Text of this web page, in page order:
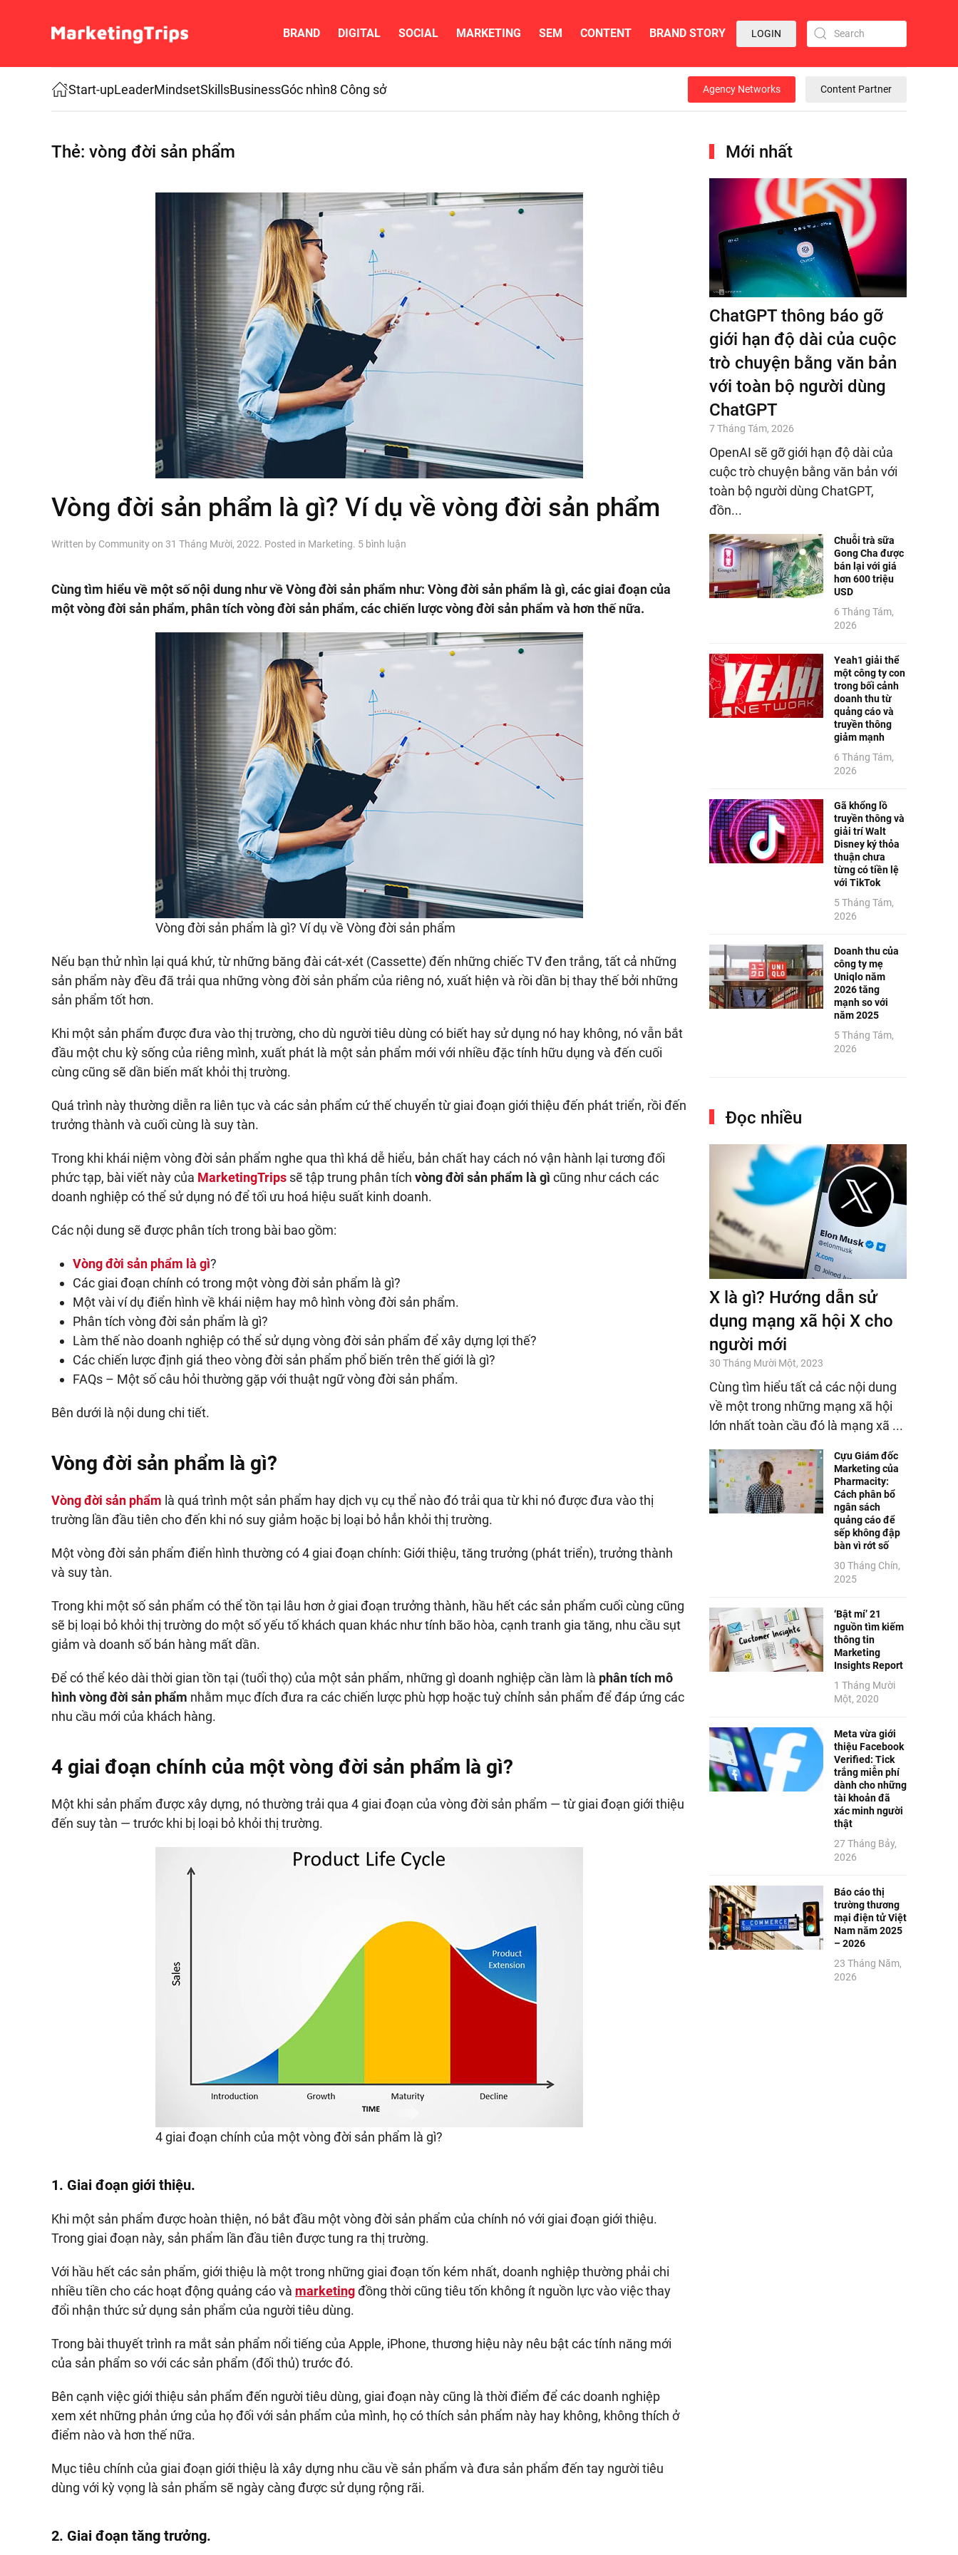
Skip to main content
BRAND DIGITAL SOCIAL MARKETING SEM CONTENT BRAND STORY LOGIN
Start-upLeaderMindsetSkillsBusinessGóc nhìn8 Công sở Agency Networks Content Partner
Thẻ: vòng đời sản phẩm
Vòng đời sản phẩm là gì? Ví dụ về vòng đời sản phẩm
Written by Communityon 31 Tháng Mười, 2022. Posted in Marketing. 5 bình luận
sản
phẩm
là
Ví
dụ
phẩm
Cùng tìm hiểu về một số nội dung như về Vòng đời sản phẩm như: Vòng đời sản phẩm là gì, các giai đoạn của
một vòng đời sản phẩm, phân tích vòng đời sản phẩm, các chiến lược vòng đời sản phẩm và hơn thế nữa.
Vòng đời sản phẩm là gì? Ví dụ về Vòng đời sản phẩm
Nếu bạn thử nhìn lại quá khứ, từ những băng đài cát-xét (Cassette) đến những chiếc TV đen trắng, tất cả những
sản phẩm này đều đã trải qua những vòng đời sản phẩm của riêng nó, xuất hiện và rồi dần bị thay thế bởi những
sản phẩm tốt hơn.
Khi một sản phẩm được đưa vào thị trường, cho dù người tiêu dùng có biết hay sử dụng nó hay không, nó vẫn bắt
đầu một chu kỳ sống của riêng mình, xuất phát là một sản phẩm mới với nhiều đặc tính hữu dụng và đến cuối
cùng cũng sẽ dần biến mất khỏi thị trường.
Quá trình này thường diễn ra liên tục và các sản phẩm cứ thế chuyển từ giai đoạn giới thiệu đến phát triển, rồi đến
trưởng thành và cuối cùng là suy tàn.
Trong khi khái niệm vòng đời sản phẩm nghe qua thì khá dễ hiểu, bản chất hay cách nó vận hành lại tương đối
phức tạp, bài viết này của MarketingTrips sẽ tập trung phân tích vòng đời sản phẩm là gì cũng như cách các
doanh nghiệp có thể sử dụng nó để tối ưu hoá hiệu suất kinh doanh.
Các nội dung sẽ được phân tích trong bài bao gồm:
Vòng đời sản phẩm là gì?
Các giai đoạn chính có trong một vòng đời sản phẩm là gì?
Một vài ví dụ điển hình về khái niệm hay mô hình vòng đời sản phẩm.
Phân tích vòng đời sản phẩm là gì?
Làm thế nào doanh nghiệp có thể sử dụng vòng đời sản phẩm để xây dựng lợi thế?
Các chiến lược định giá theo vòng đời sản phẩm phổ biến trên thế giới là gì?
FAQs – Một số câu hỏi thường gặp với thuật ngữ vòng đời sản phẩm.
Bên dưới là nội dung chi tiết.
Vòng đời sản phẩm là gì?
Vòng đời sản phẩm là quá trình một sản phẩm hay dịch vụ cụ thể nào đó trải qua từ khi nó được đưa vào thị
trường lần đầu tiên cho đến khi nó suy giảm hoặc bị loại bỏ hẳn khỏi thị trường.
Một vòng đời sản phẩm điển hình thường có 4 giai đoạn chính: Giới thiệu, tăng trưởng (phát triển), trưởng thành
và suy tàn.
Trong khi một số sản phẩm có thể tồn tại lâu hơn ở giai đoạn trưởng thành, hầu hết các sản phẩm cuối cùng cũng
sẽ bị loại bỏ khỏi thị trường do một số yếu tố khách quan khác như tính bão hòa, cạnh tranh gia tăng, nhu cầu sụt
giảm và doanh số bán hàng mất dần.
Để có thể kéo dài thời gian tồn tại (tuổi thọ) của một sản phẩm, những gì doanh nghiệp cần làm là phân tích mô
hình vòng đời sản phẩm nhằm mục đích đưa ra các chiến lược phù hợp hoặc tuỳ chỉnh sản phẩm để đáp ứng các
nhu cầu mới của khách hàng.
4 giai đoạn chính của một vòng đời sản phẩm là gì?
Một khi sản phẩm được xây dựng, nó thường trải qua 4 giai đoạn của vòng đời sản phẩm — từ giai đoạn giới thiệu
đến suy tàn — trước khi bị loại bỏ khỏi thị trường.
4 giai đoạn chính của một vòng đời sản phẩm là gì?
1. Giai đoạn giới thiệu.
Khi một sản phẩm được hoàn thiện, nó bắt đầu một vòng đời sản phẩm của chính nó với giai đoạn giới thiệu.
Trong giai đoạn này, sản phẩm lần đầu tiên được tung ra thị trường.
Với hầu hết các sản phẩm, giới thiệu là một trong những giai đoạn tốn kém nhất, doanh nghiệp thường phải chi
nhiều tiền cho các hoạt động quảng cáo và marketingđồng thời cũng tiêu tốn không ít nguồn lực vào việc thay
đổi nhận thức sử dụng sản phẩm của người tiêu dùng.
Trong bài thuyết trình ra mắt sản phẩm nổi tiếng của Apple, iPhone, thương hiệu này nêu bật các tính năng mới
của sản phẩm so với các sản phẩm (đối thủ) trước đó.
Bên cạnh việc giới thiệu sản phẩm đến người tiêu dùng, giai đoạn này cũng là thời điểm để các doanh nghiệp
xem xét những phản ứng của họ đối với sản phẩm của mình, họ có thích sản phẩm này hay không, không thích ở
điểm nào và hơn thế nữa.
Mục tiêu chính của giai đoạn giới thiệu là xây dựng nhu cầu về sản phẩm và đưa sản phẩm đến tay người tiêu
dùng với kỳ vọng là sản phẩm sẽ ngày càng được sử dụng rộng rãi.
2. Giai đoạn tăng trưởng.
Mới nhất
ChatGPT thông báo gỡ
giới hạn độ dài của cuộc
trò chuyện bằng văn bản
với toàn bộ người dùng
ChatGPT
7 Tháng Tám, 2026
OpenAI sẽ gỡ giới hạn độ dài của
cuộc trò chuyện bằng văn bản với
toàn bộ người dùng ChatGPT,
đồn...
Chuỗi trà sữa
Gong Cha được
bán lại với giá
hơn 600 triệu
USD
6 Tháng Tám,
2026
Yeah1 giải thể
một công ty con
trong bối cảnh
doanh thu từ
quảng cáo và
truyền thông
giảm mạnh
6 Tháng Tám,
2026
Gã khổng lồ
truyền thông và
giải trí Walt
Disney ký thỏa
thuận chưa
từng có tiền lệ
với TikTok
5 Tháng Tám,
2026
Doanh thu của
công ty mẹ
Uniqlo năm
2026 tăng
mạnh so với
năm 2025
5 Tháng Tám,
2026
Đọc nhiều
X là gì? Hướng dẫn sử
dụng mạng xã hội X cho
người mới
30 Tháng Mười Một, 2023
Cùng tìm hiểu tất cả các nội dung
về một trong những mạng xã hội
lớn nhất toàn cầu đó là mạng xã ...
Cựu Giám đốc
Marketing của
Pharmacity:
Cách phân bổ
ngân sách
quảng cáo để
sếp không đập
bàn vì rớt số
30 Tháng Chín,
2025
‘Bật mí’ 21
nguồn tìm kiếm
thông tin
Marketing
Insights Report
1 Tháng Mười
Một, 2020
Meta vừa giới
thiệu Facebook
Verified: Tick
trắng miễn phí
dành cho những
tài khoản đã
xác minh người
thật
27 Tháng Bảy,
2026
Báo cáo thị
trường thương
mại điện tử Việt
Nam năm 2025
– 2026
23 Tháng Năm,
2026